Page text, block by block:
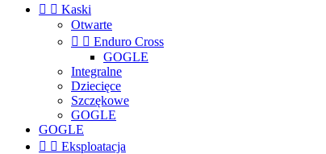
  Kaski
Otwarte
  Enduro Cross
GOGLE
Integralne
Dziecięce
Szczękowe
GOGLE
GOGLE
  Eksploatacja